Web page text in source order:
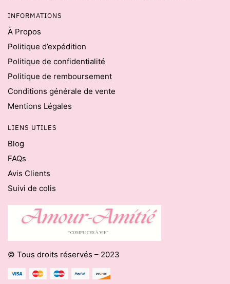
INFORMATIONS
À Propos
Politique d’expédition
Politique de confidentialité
Politique de remboursement
Conditions générale de vente
Mentions Légales
LIENS UTILES
Blog
FAQs
Avis Clients
Suivi de colis
© Tous droits réservés – 2023